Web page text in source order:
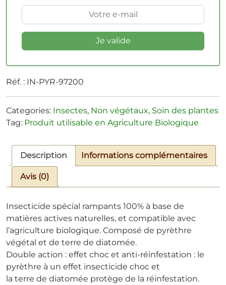
Réf. : IN-PYR-97200
Categories: Insectes, Non végétaux, Soin des plantes
Tag: Produit utilisable en Agriculture Biologique
Description Informations complémentaires
Avis (0)
Insecticide spécial rampants 100% à base de
matières actives naturelles, et compatible avec
l’agriculture biologique. Composé de pyrèthre
végétal et de terre de diatomée.
Double action : effet choc et anti-réinfestation : le
pyrèthre à un effet insecticide choc et
la terre de diatomée protège de la réinfestation.